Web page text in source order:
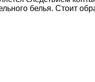
белья. Стоит